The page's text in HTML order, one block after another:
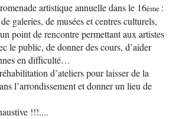
artistique annuelle dans le 16ème :
galeries, de musées et centres culturels,
point de rencontre permettant aux artistes
le public, de donner des cours, d’aider
en difficulté…
d’ateliers pour laisser de la
l’arrondissement et donner un lieu de
!!!....